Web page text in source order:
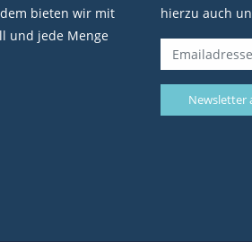
bieten wir mit
und jede Menge
hierzu auch